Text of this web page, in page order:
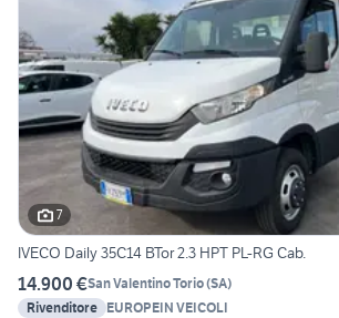
7
IVECO Daily 35C14 BTor 2.3 HPT PL-RG Cab.
14.900 €San Valentino Torio(SA)
Rivenditore EUROPEIN VEICOLI